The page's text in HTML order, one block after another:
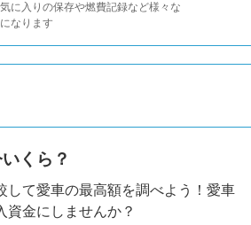
に入りの保存や燃費記録など様々な
なります
くら？
して愛車の最高額を調べよう！愛車
資金にしませんか？